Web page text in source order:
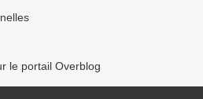
le portail Overblog